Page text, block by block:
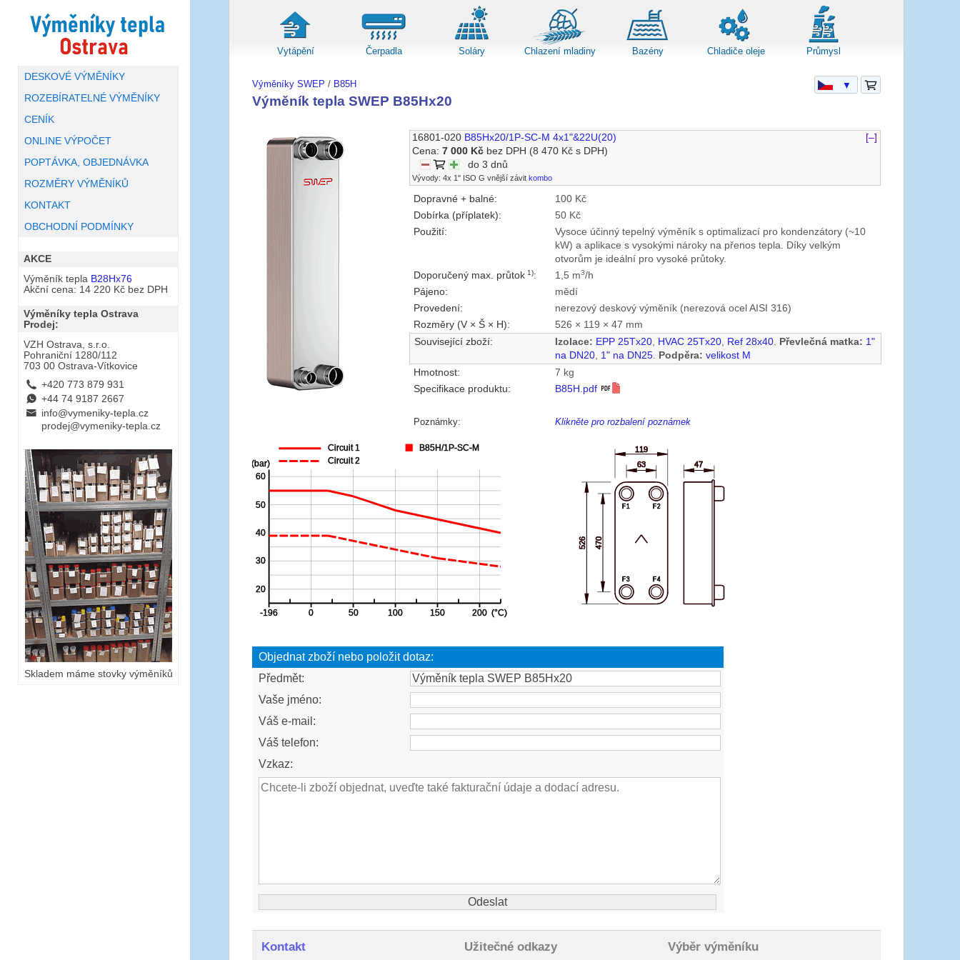
DESKOVÉ VÝMĚNÍKY
ROZEBÍRATELNÉ VÝMĚNÍKY
CENÍK
ONLINE VÝPOČET
POPTÁVKA, OBJEDNÁVKA
ROZMĚRY VÝMĚNÍKŮ
KONTAKT
OBCHODNÍ PODMÍNKY
AKCE
Výměník tepla B28Hx76
Akční cena: 14 220 Kč bez DPH
Výměníky tepla Ostrava
Prodej:
VZH Ostrava, s.r.o.
Pohraniční 1280/112
703 00 Ostrava-Vítkovice
L +420 773 879 931
E +44 74 9187 2667
B info@vymeniky-tepla.cz
prodej@vymeniky-tepla.cz
Skladem máme stovky výměníků
Vytápění Čerpadla Soláry Chlazení mladiny Bazény Chladiče oleje Průmysl
Výměníky SWEP / B85H
Výměník tepla SWEP B85Hx20
16801-020 B85Hx20/1P-SC-M 4x1"&22U(20)
[–]
Cena: 7 000 Kčbez DPH (8 470 Kč s DPH)
do 3 dnů
Vývody: 4x 1" ISO G vnější závit kombo
Dopravné + balné:
100 Kč
Dobírka (příplatek):
50 Kč
Použití:
Vysoce účinný tepelný výměník s optimalizací pro kondenzátory (~10
kW) a aplikace s vysokými nároky na přenos tepla. Díky velkým
otvorům je ideální pro vysoké průtoky.
Doporučený max. průtok 1): 1,5 m3/h
Pájeno:
mědí
Provedení:
nerezový deskový výměník (nerezová ocel AISI 316)
Rozměry (V × Š × H):
526 × 119 × 47 mm
Související zboží:
Izolace: EPP 25Tx20 HVAC 25Tx20 Ref 28x40 Převlečná matka: 1"
na DN20 1" na DN25 Podpěra: velikost M
Hmotnost:
7 kg
Specifikace produktu:
B85H.pdf
Poznámky: Klikněte pro rozbalení poznámek
Objednat zboží nebo položit dotaz:
Předmět:
Vaše jméno:
Váš e-mail:
Váš telefon:
Vzkaz:
▼
Kontakt Užitečné odkazy Výběr výměníku